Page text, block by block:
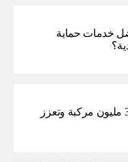
خدمات حماية
GAC تتجاوز حاجز 30 مليون مركبة وتعزز